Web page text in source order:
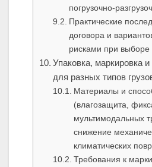
Практические
договора и
рисками при выборе
Упаковка, маркировка
для разных типов
Материалы и
(влагозащита,
мультимодальных
снижение
климатических
Требования к